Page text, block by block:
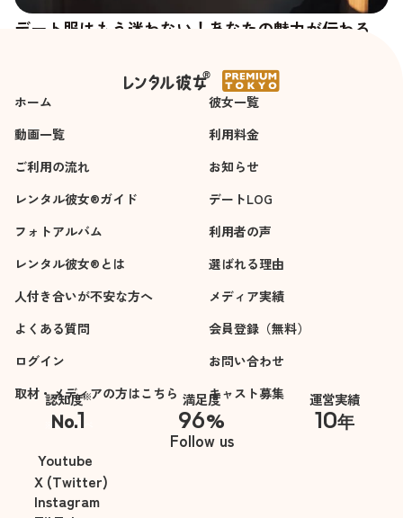
デート服はもう迷わない！あなたの魅力が伝わる
ホーム
彼女一覧
動画一覧
利用料金
ご利用の流れ
お知らせ
レンタル彼女®ガイド
デートLOG
フォトアルバム
利用者の声
レンタル彼女®とは
選ばれる理由
人付き合いが不安な方へ
メディア実績
よくある質問
会員登録（無料）
ログイン
お問い合わせ
取材・メディアの方はこちら
キャスト募集
認知度※
No.1
※自社調べ
満足度
96%
運営実績
10年
Follow us
Youtube
X (Twitter)
Instagram